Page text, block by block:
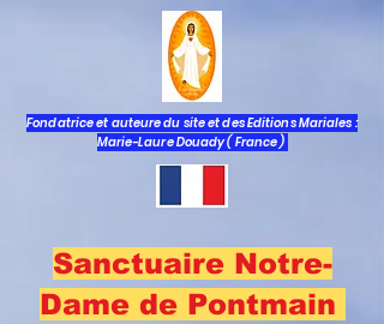
Fondatrice et auteure du site et des Editions Mariales :
Marie-Laure Douady ( France )
Sanctuaire Notre-
Dame de Pontmain